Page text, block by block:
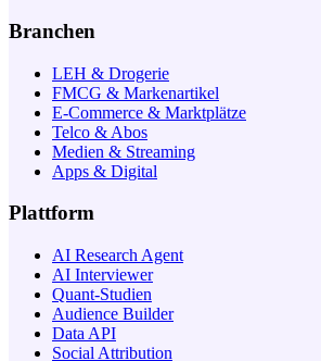
Branchen
LEH & Drogerie
FMCG & Markenartikel
E-Commerce & Marktplätze
Telco & Abos
Medien & Streaming
Apps & Digital
Plattform
AI Research Agent
AI Interviewer
Quant-Studien
Audience Builder
Data API
Social Attribution